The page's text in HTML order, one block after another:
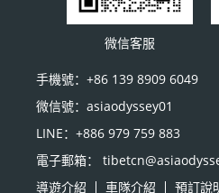
微信客服
手機號：+86 139 8909 6049
微信號：asiaodyssey01
LINE：+886 979 759 883
電子郵箱：
導遊介紹
車隊介紹 預訂說